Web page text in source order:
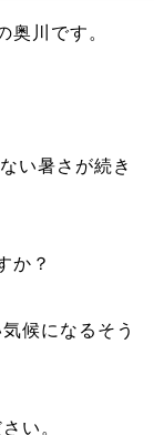
奥川です。
い暑さが続き
か？
候になるそう
い。